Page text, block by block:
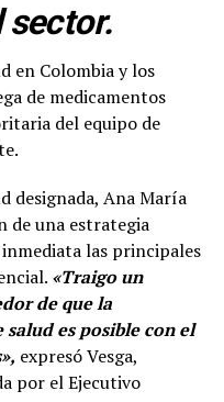
sector.
en Colombia y los
de medicamentos
del equipo de
designada, Ana María
de una estrategia
las principales
«Traigo un
de que la
salud es posible con el
expresó Vesga,
por el Ejecutivo